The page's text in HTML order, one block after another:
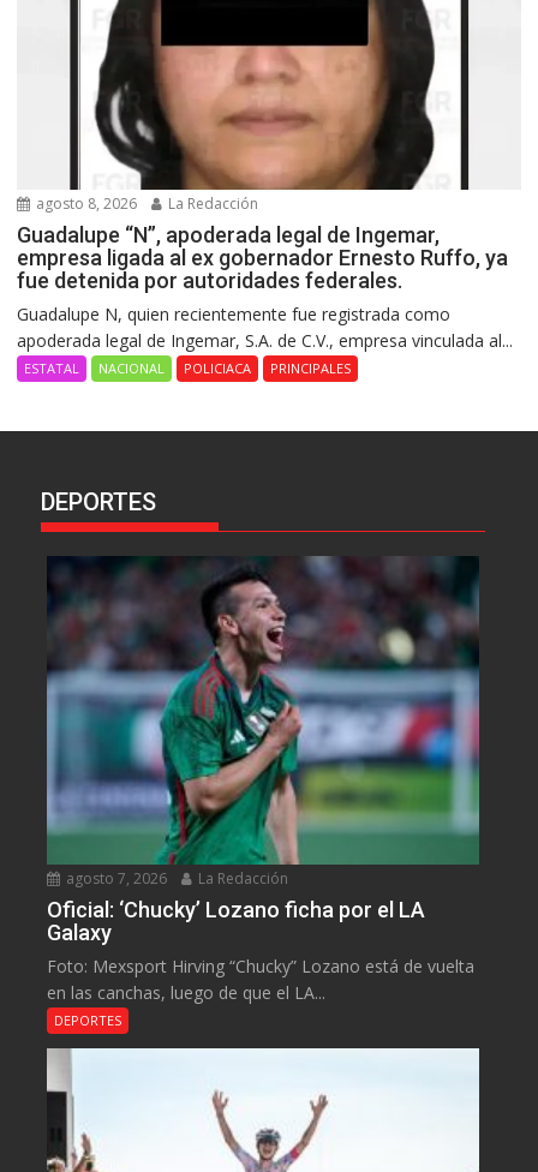
agosto 8, 2026 La Redacción
Guadalupe “N”, apoderada legal de Ingemar,
empresa ligada al ex gobernador Ernesto Ruffo, ya
fue detenida por autoridades federales.
Guadalupe N, quien recientemente fue registrada como
apoderada legal de Ingemar, S.A. de C.V., empresa vinculada al...
ESTATAL NACIONAL POLICIACA PRINCIPALES
DEPORTES
agosto 7, 2026 La Redacción
Oficial: ‘Chucky’ Lozano ficha por el LA
Galaxy
Foto: Mexsport Hirving “Chucky” Lozano está de vuelta
en las canchas, luego de que el LA...
DEPORTES